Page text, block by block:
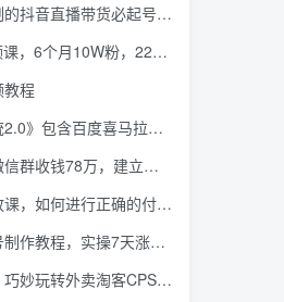
草莽玩家完全可复制的抖音直播带货必起号方法，0 粉 0 投放【保姆级教程】
私域IP流量变现视频课，6个月10W粉，2235付费会员【完结】
教程
双雄内部《爆粉系统2.0》包含百度喜马拉雅等
实体门店怎么通过微信群收钱78万，建立自己门店微信群开始赚钱之道(无水印)
点金手丰年直播投放课，如何进行正确的付费流量选择
短视频朦胧诗文案号制作教程，实操7天涨粉20W+小白20分钟看完直接上手
利用知乎引流引流，巧妙玩转外卖淘客CPS项目